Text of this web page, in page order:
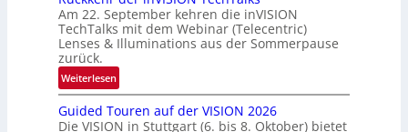
b
e
g
r
e
z
Am 22. September kehren die inVISION
TechTalks mit dem Webinar (Telecentric)
Lenses & Illuminations aus der Sommerpause
zurück.
Weiterlesen:
R
ü
c
Guided Touren auf der VISION 2026
Die VISION in Stuttgart (6. bis 8. Oktober) bietet